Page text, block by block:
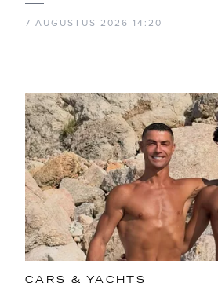
7 AUGUSTUS 2026 14:20
CARS & YACHTS